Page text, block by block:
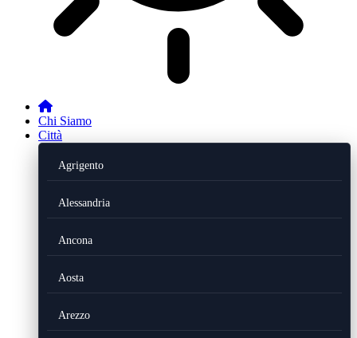
Chi Siamo
Città
Agrigento
Alessandria
Ancona
Aosta
Arezzo